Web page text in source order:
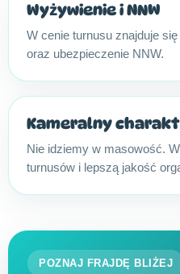
Wyżywienie i NNW
W cenie turnusu znajduje
oraz ubezpieczenie NNW.
Kameralny
Nie idziemy w masowość.
turnusów i lepszą jakość
POZNAJ FRAJDĘ BLIŻEJ